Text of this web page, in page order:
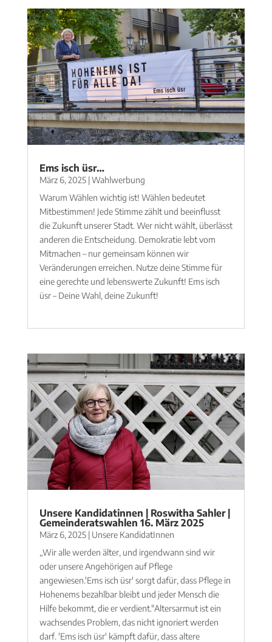
Ems isch üsr…
März 6, 2025|Wahlwerbung
Warum Wählen wichtig ist! Wählen bedeutet
Mitbestimmen! Jede Stimme zählt und beeinflusst
die Zukunft unserer Stadt. Wer nicht wählt, überlässt
anderen die Entscheidung. Demokratie lebt vom
Mitmachen – nur gemeinsam können wir
Veränderungen erreichen. Nutze deine Stimme für
eine gerechte und lebenswerte Zukunft! Ems isch
üsr – Deine Wahl, deine Zukunft!
Unsere Kandidatinnen | Roswitha Sahler |
Gemeinderatswahlen 16. März 2025
März 6, 2025| Unsere KandidatInnen
„Wir alle werden älter, und irgendwann sind wir
oder unsere Angehörigen auf Pflege
angewiesen.'Ems isch üsr' sorgt dafür, dass Pflege in
Hohenems bezahlbar bleibt und jeder Mensch die
Hilfe bekommt, die er verdient."Altersarmut ist ein
wachsendes Problem, das nicht ignoriert werden
darf. 'Ems isch üsr' kämpft dafür, dass altere